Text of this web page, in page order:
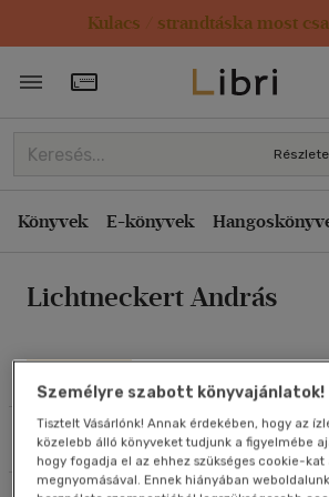
Kulacs / strandtáska most
Törzsvásárlói Kártya adatai
Könyvek E-könyvek
Lichtneckert András
Művei
Szűrés
Rendezés
Kiadás éve szerint csökkenő
Ár szerint csökkenő
Eladott darabszám szerint csökkenő
Cím szerint A-Z
Szerző szerint A-Z
Megjelenítés
Személyre szabott könyvajánlatok!
Tisztelt Vásárlónk! Annak érdekében, hogy az
közelebb álló könyveket tudjunk a figyelmébe
hogy fogadja el az ehhez szükséges cookie-kat
megnyomásával. Ennek hiányában